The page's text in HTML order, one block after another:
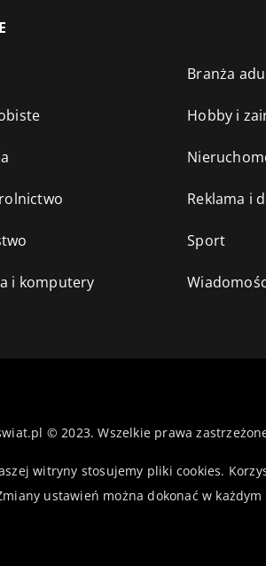
Branża
Hobby i
Reklama i
Sport
i komputery
© 2023. Wszelkie prawa
witryny stosujemy pliki cookies.
ustawień można dokonać w